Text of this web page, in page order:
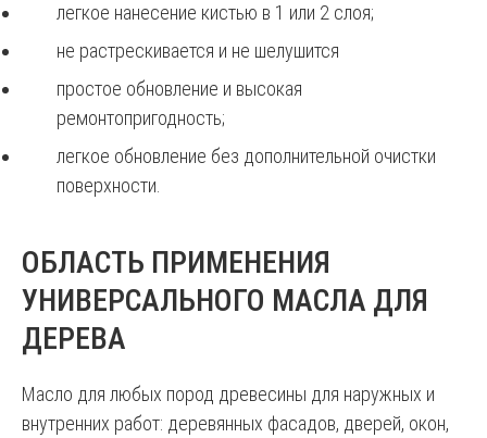
легкое нанесение кистью в 1 или 2 слоя;
не растрескивается и не шелушится
простое обновление и высокая
ремонтопригодность;
легкое обновление без дополнительной очистки
поверхности.
ОБЛАСТЬ ПРИМЕНЕНИЯ
УНИВЕРСАЛЬНОГО МАСЛА ДЛЯ
ДЕРЕВА
Масло для любых пород древесины для наружных и
внутренних работ: деревянных фасадов, дверей, окон,